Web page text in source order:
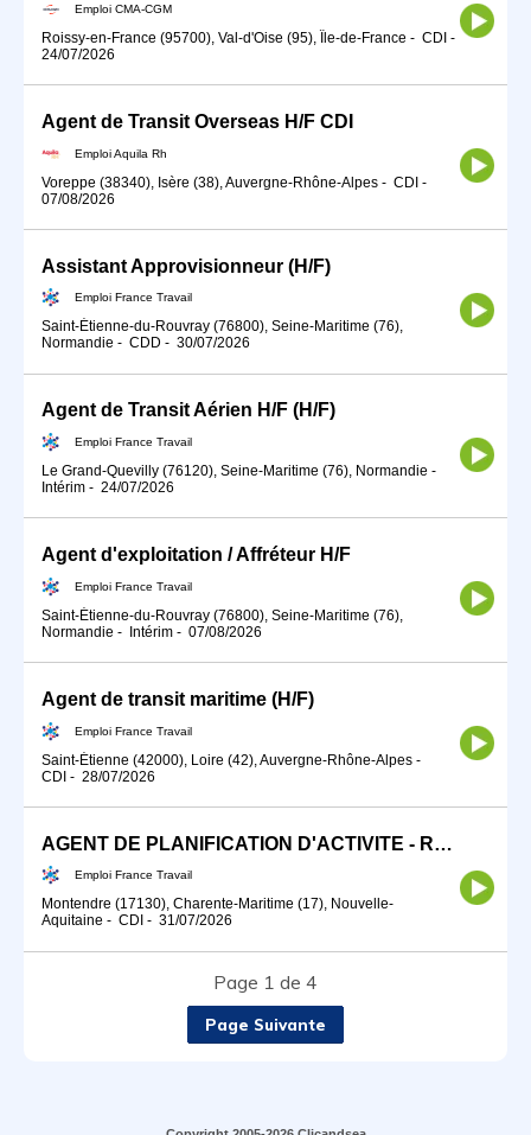
Emploi CMA-CGM
Roissy-en-France (95700), Val-d'Oise (95), Île-de-France - CDI -
24/07/2026
Agent de Transit Overseas H/F CDI
Emploi Aquila Rh
Voreppe (38340), Isère (38), Auvergne-Rhône-Alpes - CDI -
07/08/2026
Assistant Approvisionneur (H/F)
Emploi France Travail
Saint-Étienne-du-Rouvray (76800), Seine-Maritime (76),
Normandie - CDD - 30/07/2026
Agent de Transit Aérien H/F (H/F)
Emploi France Travail
Le Grand-Quevilly (76120), Seine-Maritime (76), Normandie -
Intérim - 24/07/2026
Agent d'exploitation / Affréteur H/F
Emploi France Travail
Saint-Étienne-du-Rouvray (76800), Seine-Maritime (76),
Normandie - Intérim - 07/08/2026
Agent de transit maritime (H/F)
Emploi France Travail
Saint-Étienne (42000), Loire (42), Auvergne-Rhône-Alpes -
CDI - 28/07/2026
AGENT DE PLANIFICATION D'ACTIVITE - REGULATEUR (H/F)
Emploi France Travail
Montendre (17130), Charente-Maritime (17), Nouvelle-
Aquitaine - CDI - 31/07/2026
Page 1 de 4
Page Suivante